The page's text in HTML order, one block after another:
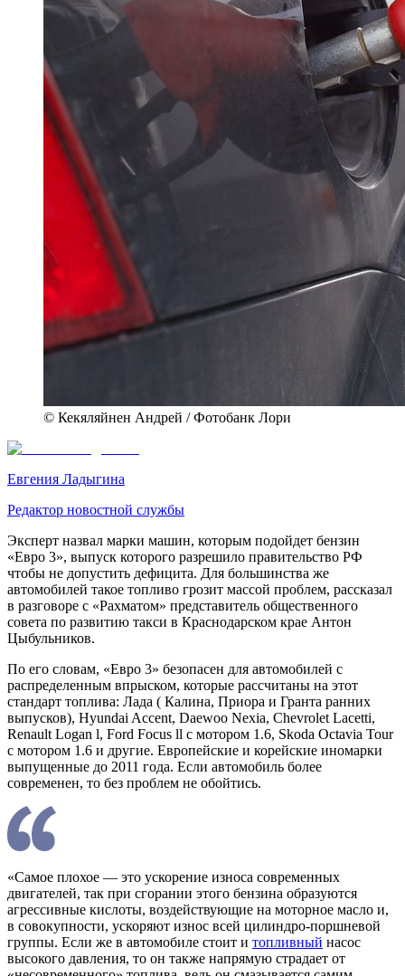
© Кекяляйнен Андрей / Фотобанк Лори
Евгения Ладыгина
Редактор новостной службы
Эксперт назвал марки машин, которым подойдет бензин
«Евро 3», выпуск которого разрешило правительство РФ
чтобы не допустить дефицита. Для большинства же
автомобилей такое топливо грозит массой проблем, рассказал
в разговоре с «Рахматом» представитель общественного
совета по развитию такси в Краснодарском крае Антон
Цыбульников.
По его словам, «Евро 3» безопасен для автомобилей с
распределенным впрыском, которые рассчитаны на этот
стандарт топлива: Лада ( Калина, Приора и Гранта ранних
выпусков), Hyundai Accent, Daewoo Nexia, Chevrolet Lacetti,
Renault Logan l, Ford Focus ll с мотором 1.6, Skoda Octavia Tour
c мотором 1.6 и другие. Европейские и корейские иномарки
выпущенные до 2011 года. Если автомобиль более
современен, то без проблем не обойтись.
«Самое плохое — это ускорение износа современных
двигателей, так при сгорании этого бензина образуются
агрессивные кислоты, воздействующие на моторное масло и,
в совокупности, ускоряют износ всей цилиндро-поршневой
группы. Если же в автомобиле стоит и топливный насос
высокого давления, то он также напрямую страдает от